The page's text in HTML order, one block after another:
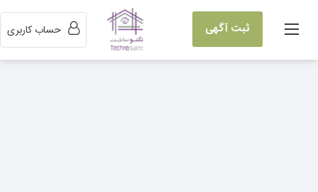
ثبت آگهی حساب کاربری